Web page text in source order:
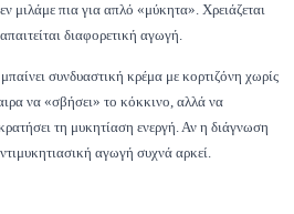
μιλάμε πια για απλό «μύκητα». Χρειάζεται
διαφορετική αγωγή.
συνδυαστική κρέμα με κορτιζόνη χωρίς
να «σβήσει» το κόκκινο, αλλά να
τη μυκητίαση ενεργή. Αν η διάγνωση
αγωγή συχνά αρκεί.